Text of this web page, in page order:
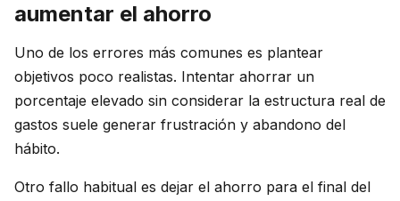
aumentar el ahorro
Uno de los errores más comunes es plantear
objetivos poco realistas. Intentar ahorrar un
porcentaje elevado sin considerar la estructura real de
gastos suele generar frustración y abandono del
hábito.
Otro fallo habitual es dejar el ahorro para el final del